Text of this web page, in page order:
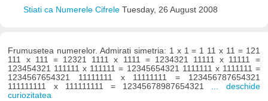
Stiati ca Numerele Cifrele Tuesday, 26 August 2008
Frumusetea numerelor. Admirati simetria: 1 x 1 = 1 11 x 11 = 121
111 x 111 = 12321 1111 x 1111 = 1234321 11111 x 11111 =
123454321 111111 x 111111 = 12345654321 1111111 x 1111111 =
1234567654321 11111111 x 11111111 = 123456787654321
111111111 x 111111111 = 12345678987654321 ... deschide
curiozitatea